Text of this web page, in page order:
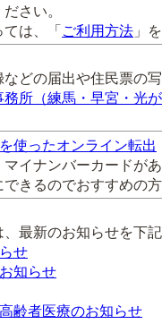
さい。
は、「 ご利用方法 」
どの届出や住民票の
務所（練馬・早宮・光
使ったオンライン転出
イナンバーカードが
きるのでおすすめの方
最新のお知らせを下記
せ
知らせ
齢者医療のお知らせ